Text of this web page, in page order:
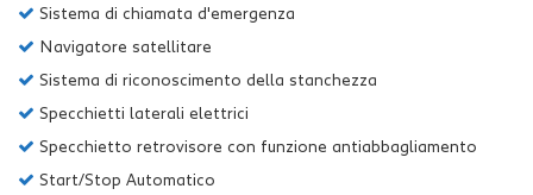
Sistema di chiamata d'emergenza
Navigatore satellitare
Sistema di riconoscimento della stanchezza
Specchietti laterali elettrici
Specchietto retrovisore con funzione antiabbagliamento
Start/Stop Automatico